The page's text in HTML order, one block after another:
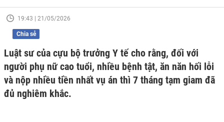
19:43 | 21/05/2026
Chia sẻ
Luật sư của cựu bộ trưởng Y tế cho rằng, đối với
người phụ nữ cao tuổi, nhiều bệnh tật, ăn năn hối lỗi
và nộp nhiều tiền nhất vụ án thì 7 tháng tạm giam đã
đủ nghiêm khắc.